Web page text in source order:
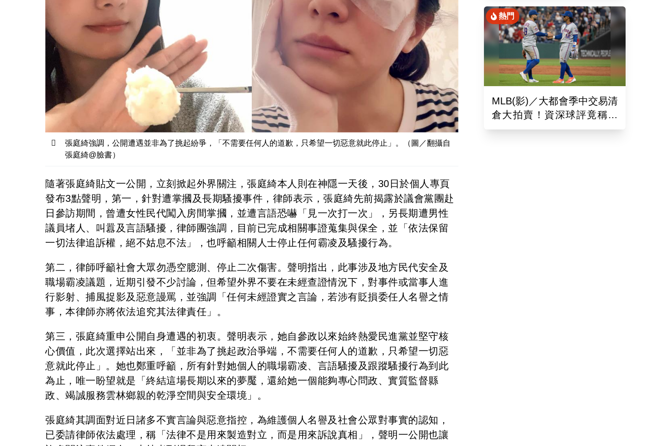
張庭綺強調，公開遭遇並非為了挑起紛爭，「不需要任何人的道歉，只希望一切惡意就此停止」。（圖／翻攝自
張庭綺@臉書）
隨著張庭綺貼文一公開，立刻掀起外界關注，張庭綺本人則在神隱一天後，30日於個人專頁
發布3點聲明，第一，針對遭掌摑及長期騷擾事件，律師表示，張庭綺先前揭露於議會黨團赴
日參訪期間，曾遭女性民代闖入房間掌摑，並遭言語恐嚇「見一次打一次」，另長期遭男性
議員堵人、叫囂及言語騷擾，律師團強調，目前已完成相關事證蒐集與保全，並「依法保留
一切法律追訴權，絕不姑息不法」，也呼籲相關人士停止任何霸凌及騷擾行為。
第二，律師呼籲社會大眾勿憑空臆測、停止二次傷害。聲明指出，此事涉及地方民代安全及
職場霸凌議題，近期引發不少討論，但希望外界不要在未經查證情況下，對事件或當事人進
行影射、捕風捉影及惡意謾罵，並強調「任何未經證實之言論，若涉有貶損委任人名譽之情
事，本律師亦將依法追究其法律責任」。
第三，張庭綺重申公開自身遭遇的初衷。聲明表示，她自參政以來始終熱愛民進黨並堅守核
心價值，此次選擇站出來，「並非為了挑起政治爭端，不需要任何人的道歉，只希望一切惡
意就此停止」。她也鄭重呼籲，所有針對她個人的職場霸凌、言語騷擾及跟蹤騷擾行為到此
為止，唯一盼望就是「終結這場長期以來的夢魘，還給她一個能夠專心問政、實質監督縣
政、竭誠服務雲林鄉親的乾淨空間與安全環境」。
張庭綺其調面對近日諸多不實言論與惡意指控，為維護個人名譽及社會公眾對事實的認知，
已委請律師依法處理，稱「法律不是用來製造對立，而是用來訴說真相」，聲明一公開也讓
熱門
MLB(影)／大都會季中交易清
倉大拍賣！資深球評竟稱送
出的球員都是「垃圾」